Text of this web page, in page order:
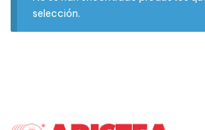
selección.